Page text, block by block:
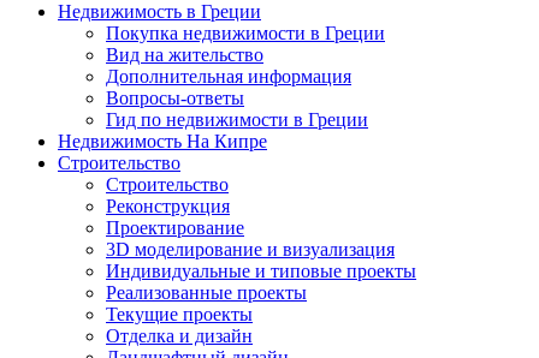
Недвижимость в Греции
Покупка недвижимости в Греции
Вид на жительство
Дополнительная информация
Вопросы-ответы
Гид по недвижимости в Греции
Недвижимость На Кипре
Строительство
Строительство
Реконструкция
Проектирование
3D моделирование и визуализация
Индивидуальные и типовые проекты
Реализованные проекты
Текущие проекты
Отделка и дизайн